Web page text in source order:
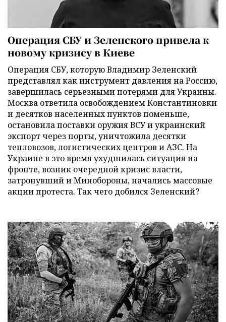
Операция СБУ и Зеленского привела к
новому кризису в Киеве
Операция СБУ, которую Владимир Зеленский
представлял как инструмент давления на Россию,
завершилась серьезными потерями для Украины.
Москва ответила освобождением Константиновки
и десятков населенных пунктов поменьше,
остановила поставки оружия ВСУ и украинский
экспорт через порты, уничтожила десятки
тепловозов, логистических центров и АЗС. На
Украине в это время ухудшилась ситуация на
фронте, возник очередной кризис власти,
затронувший и Минобороны, начались массовые
акции протеста. Так чего добился Зеленский?